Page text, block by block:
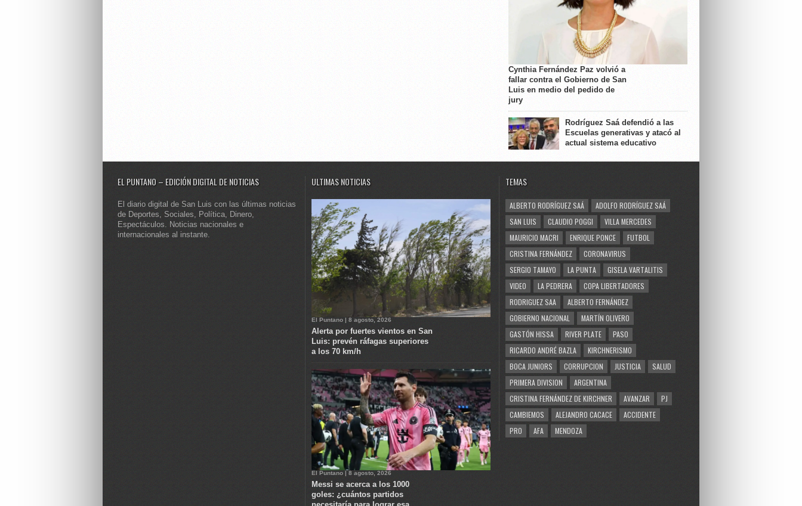
Cynthia Fernández Paz volvió a
fallar contra el Gobierno de San
Luis en medio del pedido de
jury
Rodríguez Saá defendió a las
Escuelas generativas y atacó al
actual sistema educativo
EL PUNTANO – EDICIÓN DIGITAL DE NOTICIAS
El diario digital de San Luis con las últimas noticias
de Deportes, Sociales, Política, Dinero,
Espectáculos. Noticias nacionales e
internacionales al instante.
ULTIMAS NOTICIAS
El Puntano | 8 agosto, 2026
Alerta por fuertes vientos en San
Luis: prevén ráfagas superiores
a los 70 km/h
El Puntano | 8 agosto, 2026
Messi se acerca a los 1000
goles: ¿cuántos partidos
TEMAS
ALBERTO RODRÍGUEZ SAÁ
ADOLFO RODRÍGUEZ SAÁ
SAN LUIS
CLAUDIO POGGI
VILLA MERCEDES
MAURICIO MACRI
ENRIQUE PONCE
FUTBOL
CRISTINA FERNÁNDEZ
CORONAVIRUS
SERGIO TAMAYO
LA PUNTA
GISELA VARTALITIS
VIDEO
LA PEDRERA
COPA LIBERTADORES
RODRIGUEZ SAA
ALBERTO FERNÁNDEZ
GOBIERNO NACIONAL
MARTÍN OLIVERO
GASTÓN HISSA
RIVER PLATE
PASO
RICARDO ANDRÉ BAZLA
KIRCHNERISMO
BOCA JUNIORS
CORRUPCION JUSTICIA
SALUD
PRIMERA DIVISION
ARGENTINA
CRISTINA FERNÁNDEZ DE KIRCHNER
AVANZAR
PJ
CAMBIEMOS
ALEJANDRO CACACE
ACCIDENTE
PRO
AFA MENDOZA